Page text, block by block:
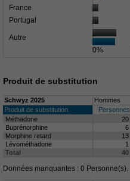
France
Portugal
Autre
0%
Produit de substitution
Schwyz 2025 Hommes
Produit de substitution
Personnes
Méthadone
20
Buprénorphine
6
Morphine retard
13
Lévométhadone
1
Total
40
Données manquantes : 0 Personne(s).